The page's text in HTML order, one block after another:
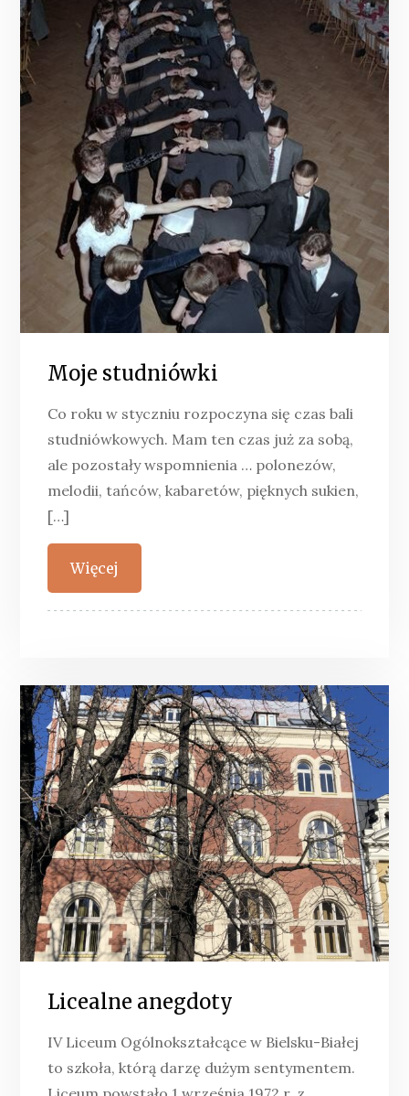
Moje studniówki
Co roku w styczniu rozpoczyna się czas bali
studniówkowych. Mam ten czas już za sobą,
ale pozostały wspomnienia … polonezów,
melodii, tańców, kabaretów, pięknych sukien,
[…]
Więcej
Licealne anegdoty
IV Liceum Ogólnokształcące w Bielsku-Białej
to szkoła, którą darzę dużym sentymentem.